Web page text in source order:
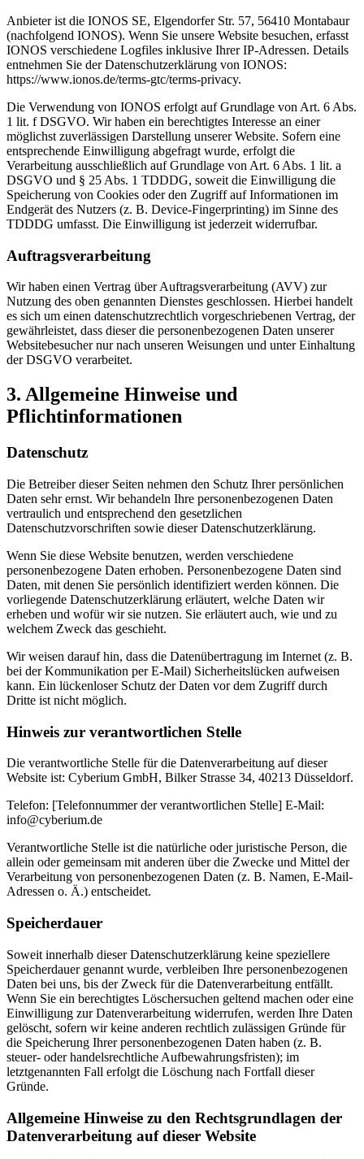
Anbieter ist die IONOS SE, Elgendorfer Str. 57, 56410 Montabaur
(nachfolgend IONOS). Wenn Sie unsere Website besuchen, erfasst
IONOS verschiedene Logfiles inklusive Ihrer IP-Adressen. Details
entnehmen Sie der Datenschutzerklärung von IONOS:
https://www.ionos.de/terms-gtc/terms-privacy.
Die Verwendung von IONOS erfolgt auf Grundlage von Art. 6 Abs.
1 lit. f DSGVO. Wir haben ein berechtigtes Interesse an einer
möglichst zuverlässigen Darstellung unserer Website. Sofern eine
entsprechende Einwilligung abgefragt wurde, erfolgt die
Verarbeitung ausschließlich auf Grundlage von Art. 6 Abs. 1 lit. a
DSGVO und § 25 Abs. 1 TDDDG, soweit die Einwilligung die
Speicherung von Cookies oder den Zugriff auf Informationen im
Endgerät des Nutzers (z. B. Device-Fingerprinting) im Sinne des
TDDDG umfasst. Die Einwilligung ist jederzeit widerrufbar.
Auftragsverarbeitung
Wir haben einen Vertrag über Auftragsverarbeitung (AVV) zur
Nutzung des oben genannten Dienstes geschlossen. Hierbei handelt
es sich um einen datenschutzrechtlich vorgeschriebenen Vertrag, der
gewährleistet, dass dieser die personenbezogenen Daten unserer
Websitebesucher nur nach unseren Weisungen und unter Einhaltung
der DSGVO verarbeitet.
3. Allgemeine Hinweise und
Pflichtinformationen
Datenschutz
Die Betreiber dieser Seiten nehmen den Schutz Ihrer persönlichen
Daten sehr ernst. Wir behandeln Ihre personenbezogenen Daten
vertraulich und entsprechend den gesetzlichen
Datenschutzvorschriften sowie dieser Datenschutzerklärung.
Wenn Sie diese Website benutzen, werden verschiedene
personenbezogene Daten erhoben. Personenbezogene Daten sind
Daten, mit denen Sie persönlich identifiziert werden können. Die
vorliegende Datenschutzerklärung erläutert, welche Daten wir
erheben und wofür wir sie nutzen. Sie erläutert auch, wie und zu
welchem Zweck das geschieht.
Wir weisen darauf hin, dass die Datenübertragung im Internet (z. B.
bei der Kommunikation per E-Mail) Sicherheitslücken aufweisen
kann. Ein lückenloser Schutz der Daten vor dem Zugriff durch
Dritte ist nicht möglich.
Hinweis zur verantwortlichen Stelle
Die verantwortliche Stelle für die Datenverarbeitung auf dieser
Website ist: Cyberium GmbH, Bilker Strasse 34, 40213 Düsseldorf.
Telefon: [Telefonnummer der verantwortlichen Stelle] E-Mail:
info@cyberium.de
Verantwortliche Stelle ist die natürliche oder juristische Person, die
allein oder gemeinsam mit anderen über die Zwecke und Mittel der
Verarbeitung von personenbezogenen Daten (z. B. Namen, E-Mail-
Adressen o. Ä.) entscheidet.
Speicherdauer
Soweit innerhalb dieser Datenschutzerklärung keine speziellere
Speicherdauer genannt wurde, verbleiben Ihre personenbezogenen
Daten bei uns, bis der Zweck für die Datenverarbeitung entfällt.
Wenn Sie ein berechtigtes Löschersuchen geltend machen oder eine
Einwilligung zur Datenverarbeitung widerrufen, werden Ihre Daten
gelöscht, sofern wir keine anderen rechtlich zulässigen Gründe für
die Speicherung Ihrer personenbezogenen Daten haben (z. B.
steuer- oder handelsrechtliche Aufbewahrungsfristen); im
letztgenannten Fall erfolgt die Löschung nach Fortfall dieser
Gründe.
Allgemeine Hinweise zu den Rechtsgrundlagen der
Datenverarbeitung auf dieser Website